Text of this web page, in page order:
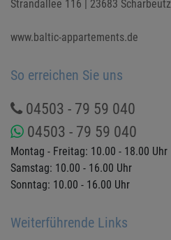
Strandallee 116 | 23683 Scharbeutz
www.baltic-appartements.de
So erreichen Sie uns
04503 - 79 59 040
04503 - 79 59 040
Montag - Freitag: 10.00 - 18.00 Uhr
Samstag: 10.00 - 16.00 Uhr
Sonntag: 10.00 - 16.00 Uhr
Weiterführende Links